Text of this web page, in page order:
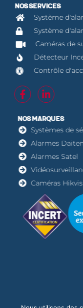
NOS SERVICES
Système
Système
Caméras de
Détecteur
Contrôle
NOS MARQUES
Systèmes de
Alarmes
Alarmes Satel
Caméras